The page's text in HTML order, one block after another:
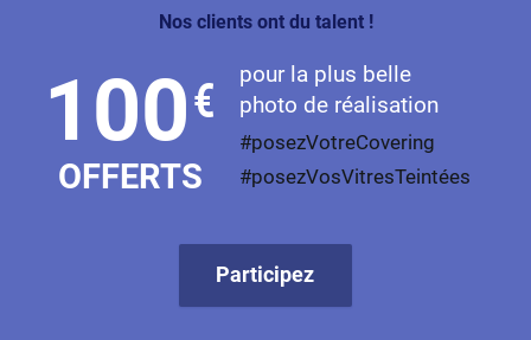
Nos clients ont du talent !
100€
OFFERTS
pour la plus belle
photo de réalisation
#posezVotreCovering
#posezVosVitresTeintées
Participez